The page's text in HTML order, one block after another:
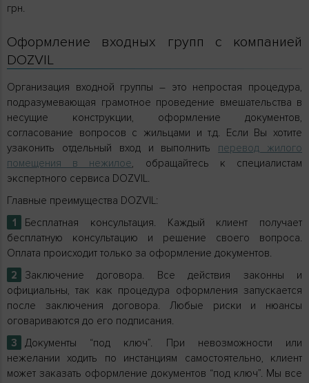
грн.
Оформление входных групп с компанией
DOZVIL
Организация входной группы – это непростая процедура,
подразумевающая грамотное проведение вмешательства в
несущие конструкции, оформление документов,
согласование вопросов с жильцами и т.д. Если Вы хотите
узаконить отдельный вход и выполнить перевод жилого
помещения в нежилое, обращайтесь к специалистам
экспертного сервиса DOZVIL.
Главные преимущества DOZVIL:
Бесплатная консультация. Каждый клиент получает
бесплатную консультацию и решение своего вопроса.
Оплата происходит только за оформление документов.
Заключение договора. Все действия законны и
официальны, так как процедура оформления запускается
после заключения договора. Любые риски и нюансы
оговариваются до его подписания.
Документы “под ключ”. При невозможности или
нежелании ходить по инстанциям самостоятельно, клиент
может заказать оформление документов “под ключ”. Мы все